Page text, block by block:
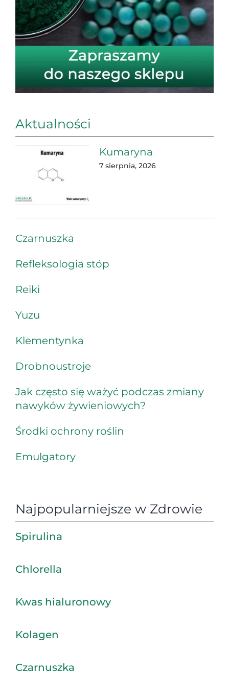
Aktualności
Kumaryna
7 sierpnia, 2026
Czarnuszka
Refleksologia stóp
Reiki
Yuzu
Klementynka
Drobnoustroje
Jak często się ważyć podczas zmiany
nawyków żywieniowych?
Środki ochrony roślin
Emulgatory
Najpopularniejsze w Zdrowie
Spirulina
Chlorella
Kwas hialuronowy
Kolagen
Czarnuszka